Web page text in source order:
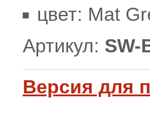
цвет: Mat
Артикул: SW-
Версия для